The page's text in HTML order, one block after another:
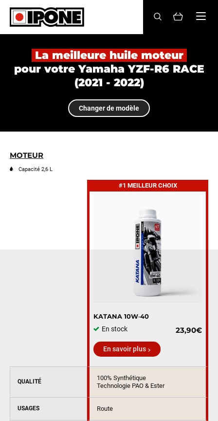
Ipone
HUILES MOTEUR
ENTRETIEN
MAINTENANCE
Revendeurs
La meilleure huile moteur
pour votre Yamaha YZF-R6 RACE
(2021 - 2022)
Changer de modèle
MOTEUR
Capacité 2,6 L
#1 MEILLEUR CHOIX
KATANA 10W‑40
En stock
23,90€
En savoir plus
QUALITÉ
100% Synthétique
Technologie PAO & Ester
USAGES Route